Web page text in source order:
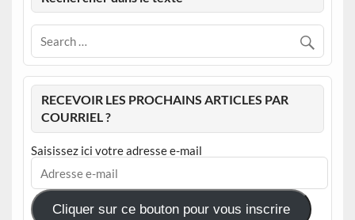
RECEVOIR LES PROCHAINS ARTICLES PAR
COURRIEL ?
Saisissez ici votre adresse e-mail
Adresse
mail
Cliquer sur ce bouton pour vous inscrire